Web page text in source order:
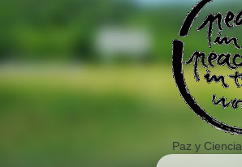
Paz y Ciencia